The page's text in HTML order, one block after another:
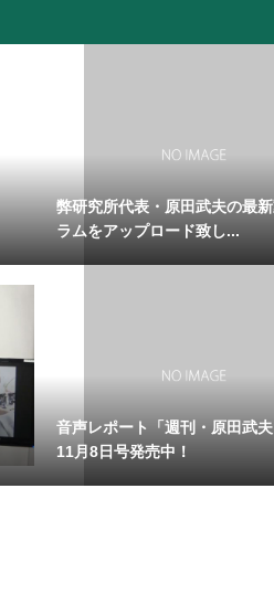
弊研究所代表・原田武夫の最
ラムをアップロード致し...
音声レポート「週刊・原田武
11月8日号発売中！